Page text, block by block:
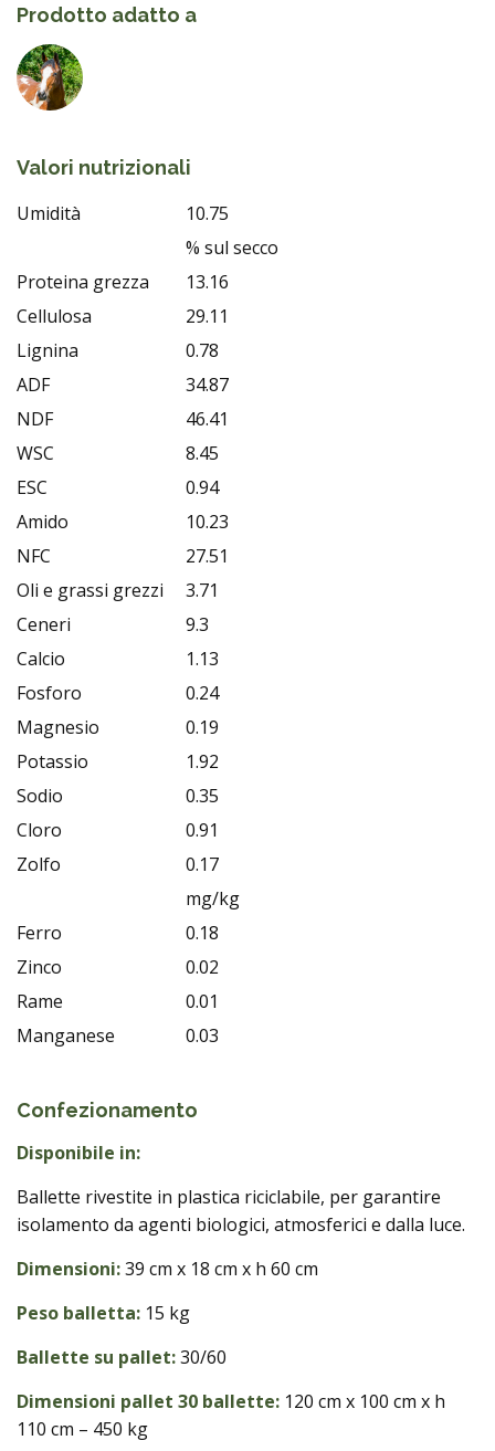
Prodotto adatto a
Valori nutrizionali
Umidità
10.75
% sul secco
Proteina grezza
13.16
Cellulosa
29.11
Lignina
0.78
ADF
34.87
NDF
46.41
WSC
8.45
ESC
0.94
Amido
10.23
NFC
27.51
Oli e grassi grezzi
3.71
Ceneri
9.3
Calcio
1.13
Fosforo
0.24
Magnesio
0.19
Potassio
1.92
Sodio
0.35
Cloro
0.91
Zolfo
0.17
mg/kg
Ferro
0.18
Zinco
0.02
Rame
0.01
Manganese
0.03
Confezionamento
Disponibile in:
Ballette rivestite in plastica riciclabile, per garantire
isolamento da agenti biologici, atmosferici e dalla luce.
Dimensioni:39 cm x 18 cm x h 60 cm
Peso balletta: 15 kg
Ballette su pallet:30/60
Dimensioni pallet 30 ballette: 120 cm x 100 cm x h
110 cm – 450 kg